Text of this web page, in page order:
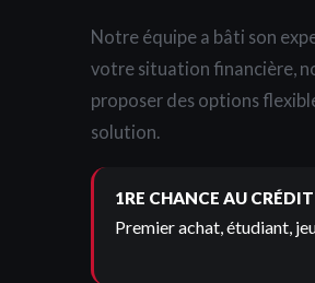
Notre équipe a bâti son
votre situation financière,
proposer des options
solution.
1RE CHANCE AU CRÉDIT
Premier achat, étudiant,